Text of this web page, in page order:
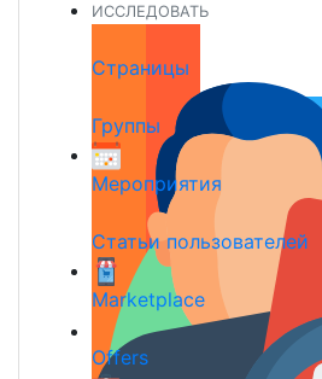
ИССЛЕДОВАТЬ
Страницы
Группы
Мероприятия
Статьи пользователей
Marketplace
Offers